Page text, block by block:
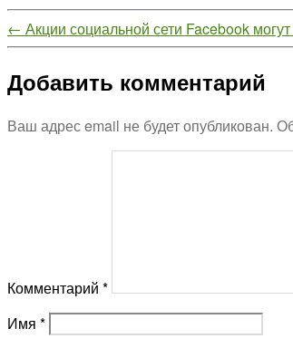
← Акции социальной сети Facebook
Добавить комментарий
Ваш адрес email не будет опубликован.
Комментарий *
Имя *